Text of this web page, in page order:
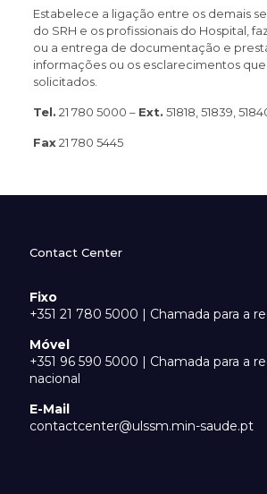
Estabelece a ligação entre os demais
do SRH e os profissionais do Hospital,
ou a entrega de documentação e
informações ou os esclarecimentos
solicitados.
Tel. 21 780 5000 – Ext. 51818, 51839,
Fax21 780 5445
Contact Center
Fixo
+351 21 780 5000 | Chamada para a
Móvel
+351 96 590 5000 | Chamada para a
nacional
E-Mail
contactcenter@ulssm.min-saude.pt